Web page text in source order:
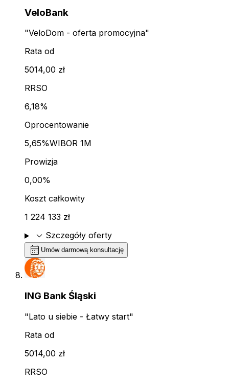
VeloBank
"VeloDom - oferta promocyjna"
Rata od
5014,00 zł
RRSO
6,18%
Oprocentowanie
5,65%WIBOR 1M
Prowizja
0,00%
Koszt całkowity
1 224 133 zł
expand_more Szczegóły oferty
calendar_month Umów darmową konsultację
ING Bank Śląski
"Lato u siebie - Łatwy start"
Rata od
5014,00 zł
RRSO